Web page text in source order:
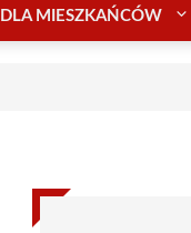
DLA MIESZKAŃCÓW